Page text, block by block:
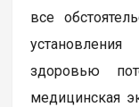
все
здоровью
медицинская